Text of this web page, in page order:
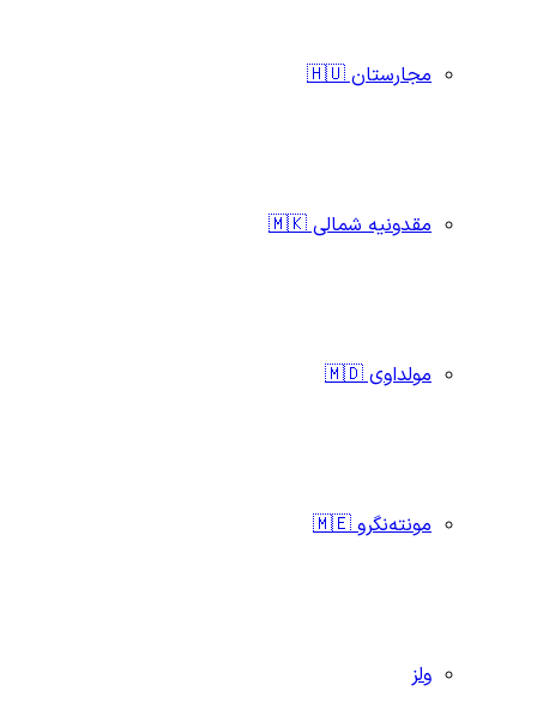
مجارستان 🇭🇺
مقدونیه شمالی 🇲🇰
مولداوی 🇲🇩
مونته‌نگرو 🇲🇪
ولز